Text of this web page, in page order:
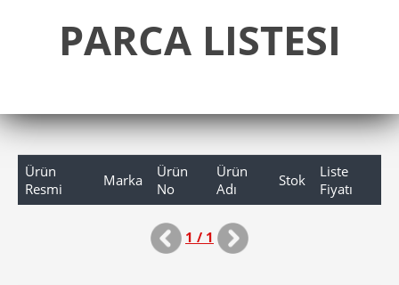
PARCA LISTESI
Ürün
Resmi
Marka
Ürün
No
Ürün
Adı
Stok
Liste
Fiyatı
1 / 1